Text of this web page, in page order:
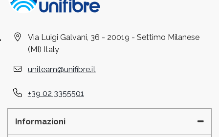
Via Luigi Galvani, 36 - 20019 - Settimo Milanese
(MI) Italy
uniteam@unifibre.it
+39 02 3355501
Informazioni